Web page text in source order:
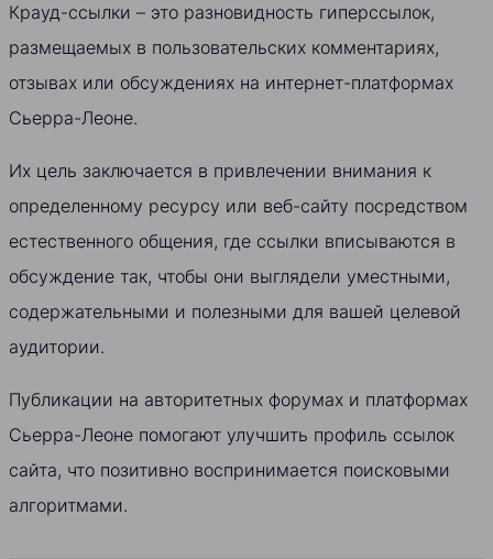
Крауд-ссылки – это разновидность гиперссылок,
размещаемых в пользовательских комментариях,
отзывах или обсуждениях на интернет-платформах
Сьерра-Леоне.
Их цель заключается в привлечении внимания к
определенному ресурсу или веб-сайту посредством
естественного общения, где ссылки вписываются в
обсуждение так, чтобы они выглядели уместными,
содержательными и полезными для вашей целевой
аудитории.
Публикации на авторитетных форумах и платформах
Сьерра-Леоне помогают улучшить профиль ссылок
сайта, что позитивно воспринимается поисковыми
алгоритмами.